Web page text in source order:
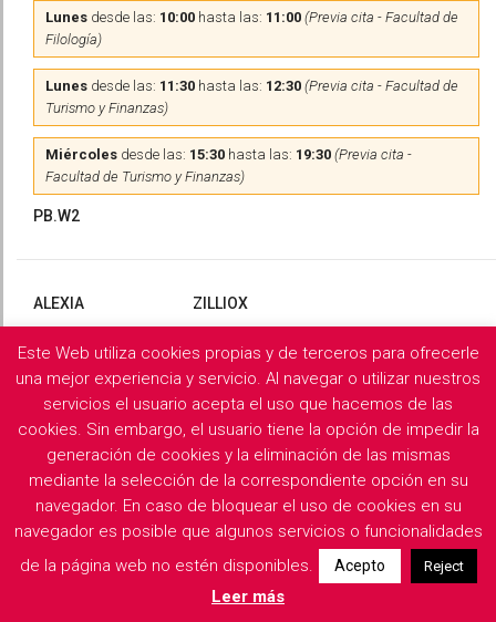
Lunes desde las: 10:00 hasta las: 11:00 (Previa cita - Facultad de
Filología)
Lunes desde las: 11:30 hasta las: 12:30 (Previa cita - Facultad de
Turismo y Finanzas)
Miércoles desde las: 15:30 hasta las: 19:30 (Previa cita -
Facultad de Turismo y Finanzas)
PB.W2
ALEXIA ZILLIOX
Martes yMiércolesdesde las:10:00hasta las:13:00 (Previa
cita)
PB.X2
Filología Griega y Latina
Descargar horarios de consulta del departamento
Este Web utiliza cookies propias y de terceros para ofrecerle
una mejor experiencia y servicio. Al navegar o utilizar nuestros
servicios el usuario acepta el uso que hacemos de las
cookies. Sin embargo, el usuario tiene la opción de impedir la
generación de cookies y la eliminación de las mismas
mediante la selección de la correspondiente opción en su
navegador. En caso de bloquear el uso de cookies en su
navegador es posible que algunos servicios o funcionalidades
de la página web no estén disponibles.
Acepto Reject
Leer más